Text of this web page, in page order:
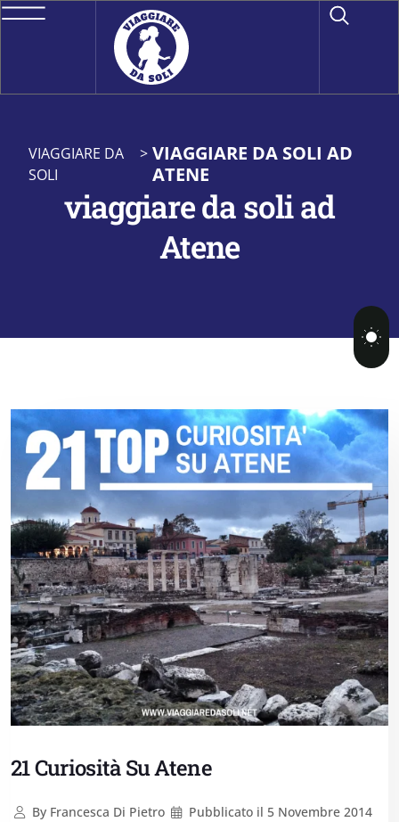
VIAGGIARE DA
SOLI
> VIAGGIARE DA SOLI AD
ATENE
viaggiare da soli ad
Atene
21 Curiosità Su Atene
ByFrancesca Di Pietro Pubblicato il 5 Novembre 2014